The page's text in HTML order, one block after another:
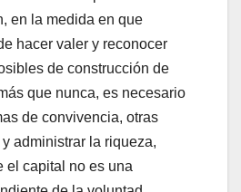
en la medida en que
hacer valer y reconocer
de construcción de
que nunca, es necesario
de convivencia, otras
administrar la riqueza,
el capital no es una